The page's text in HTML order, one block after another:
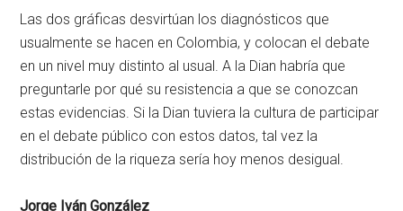
Las dos gráficas desvirtúan los diagnósticos que
usualmente se hacen en Colombia, y colocan el debate
en un nivel muy distinto al usual. A la Dian habría que
preguntarle por qué su resistencia a que se conozcan
estas evidencias. Si la Dian tuviera la cultura de participar
en el debate público con estos datos, tal vez la
distribución de la riqueza sería hoy menos desigual.
Jorge Iván González